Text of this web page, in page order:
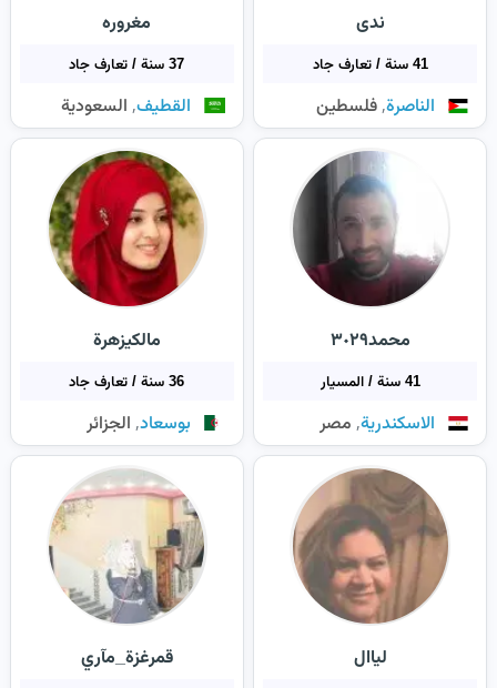
ندی
41 سنة / تعارف جاد
الناصرة,فلسطين
مغروره
37 سنة / تعارف جاد
القطيف‎, السعودية
محمد٣٠٢٩
41 سنة / المسيار
الاسكندرية, مصر
مالكيزهرة
36 سنة / تعارف جاد
بوسعاد, الجزائر
لياال قمرغزة_مآري